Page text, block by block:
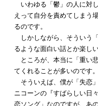
いわゆる「鬱」の人に対
えって自分を責めてしまう
るのです。
しかしながら、そういう
るような面白い話とか楽し
ところが、本当に「重い
てくれることが多いのです
そういえば、僕が「失恋
ニコーンの『すばらしい日
恋ソング」なのですが、あ